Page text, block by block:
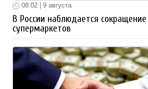
08:02 | 9 августа
В России наблюдается сокращение
супермаркетов